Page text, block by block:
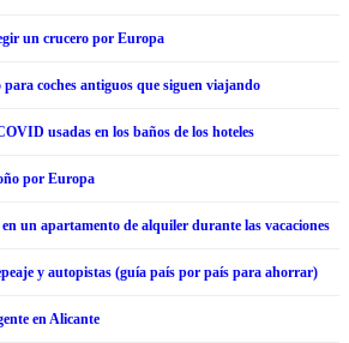
un crucero por Europa
coches antiguos que siguen viajando
usadas en los baños de los hoteles
por Europa
un apartamento de alquiler durante las vacaciones
y autopistas (guía país por país para ahorrar)
en Alicante